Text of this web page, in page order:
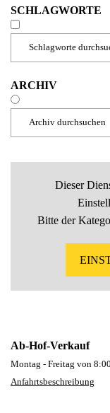
SCHLAGWORTE
Schlagworte
ARCHIV
Archiv durchsuchen
Dieser
Bitte der
Ab-Hof-Verkauf
Montag - Freitag von
Anfahrtsbeschreibung